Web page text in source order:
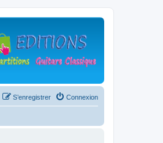
Connexion
S’enregistrer